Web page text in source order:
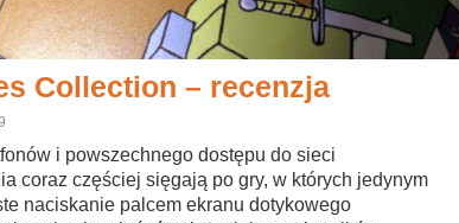
Collection – recenzja
i powszechnego dostępu do sieci
coraz częściej sięgają po gry, w których jedynym
naciskanie palcem ekranu dotykowego